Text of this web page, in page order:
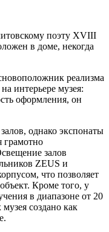
поэту XVIII
в доме, некогда
реализма
интерьере музея:
оформления, он
однако экспонаты
грамотно
залов
ZEUS и
что позволяет
Кроме того, у
в диапазоне от 20
создано как